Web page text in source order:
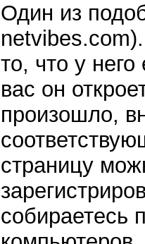
Один из
то, что у
вас он
произошло,
страницу
собираетесь